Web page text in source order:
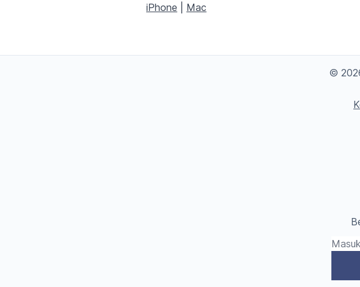
iPhone
Mac
©